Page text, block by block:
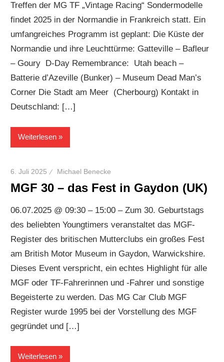
Treffen der MG TF „Vintage Racing“ Sondermodelle
findet 2025 in der Normandie in Frankreich statt. Ein
umfangreiches Programm ist geplant: Die Küste der
Normandie und ihre Leuchttürme: Gatteville – Bafleur
– Goury D-Day Remembrance: Utah beach –
Batterie d’Azeville (Bunker) – Museum Dead Man’s
Corner Die Stadt am Meer (Cherbourg) Kontakt in
Deutschland: […]
Weiterlesen
6. Juli 2025 Michael Benecke
MGF 30 – das Fest in Gaydon (UK)
06.07.2025 @ 09:30 – 15:00 – Zum 30. Geburtstags
des beliebten Youngtimers veranstaltet das MGF-
Register des britischen Mutterclubs ein großes Fest
am British Motor Museum in Gaydon, Warwickshire.
Dieses Event verspricht, ein echtes Highlight für alle
MGF oder TF-Fahrerinnen und -Fahrer und sonstige
Begeisterte zu werden. Das MG Car Club MGF
Register wurde 1995 bei der Vorstellung des MGF
gegründet und […]
Weiterlesen